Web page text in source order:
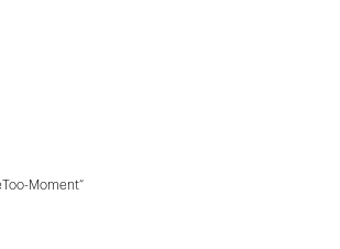
Moment“